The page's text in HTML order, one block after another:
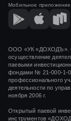
Мобильное приложение
ООО «УК «ДОХОДЪ».
осуществление
паевыми
фондами № 21-000-1-
профессионального
деятельности по
ноября 2006 г.
Открытый паевой
инструментов